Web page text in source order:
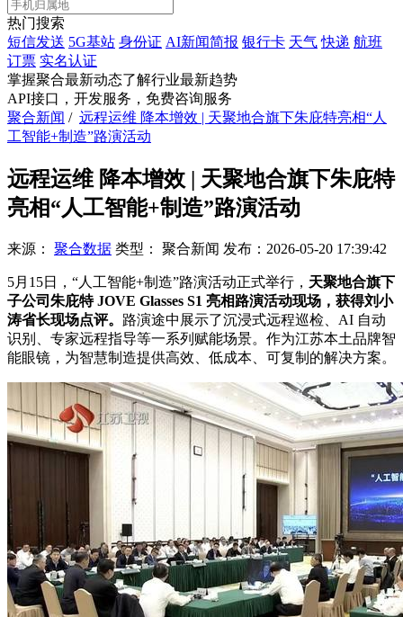
热门搜索
短信发送 5G基站 身份证 AI新闻简报 银行卡 天气 快递 航班
订票 实名认证
掌握聚合最新动态了解行业最新趋势
API接口，开发服务，免费咨询服务
聚合新闻 / 远程运维 降本增效 | 天聚地合旗下朱庇特亮相“人
工智能+制造”路演活动
远程运维 降本增效 | 天聚地合旗下朱庇特
亮相“人工智能+制造”路演活动
来源： 聚合数据 类型： 聚合新闻 发布： 2026-05-20 17:39:42
5月15日，“人工智能+制造”路演活动正式举行， 天聚地合旗下
子公司朱庇特 JOVE Glasses S1 亮相路演活动现场，获得刘小
涛省长现场点评。 路演途中展示了沉浸式远程巡检、AI 自动
识别、专家远程指导等一系列赋能场景。作为江苏本土品牌智
能眼镜，为智慧制造提供高效、低成本、可复制的解决方案。